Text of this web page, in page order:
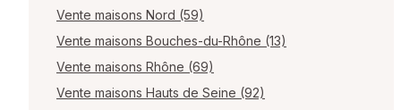
Vente maisons Nord (59)
Vente maisons Bouches-du-Rhône (13)
Vente maisons Rhône (69)
Vente maisons Hauts de Seine (92)